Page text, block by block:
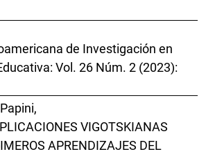
de Investigación en
Vol. 26 Núm. 2 (2023):
VIGOTSKIANAS
APRENDIZAJES DEL